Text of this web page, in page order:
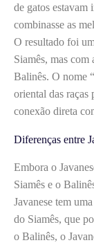
de gatos estavam
combinasse as
O resultado foi
Siamês, mas
Balinês. O nome
oriental das raças
conexão direta
Diferenças entre
Embora o
Siamês e o
Javanese tem
do Siamês, que
o Balinês, o